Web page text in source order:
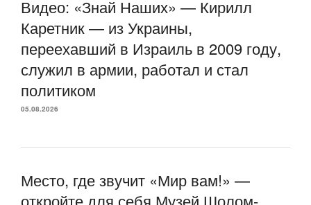
Видео: «Знай Наших» — Кирилл
Каретник — из Украины,
переехавший в Израиль в 2009 году,
служил в армии, работал и стал
политиком
05.08.2026
Место, где звучит «Мир вам!» —
откройте для себя Музей Шолом-